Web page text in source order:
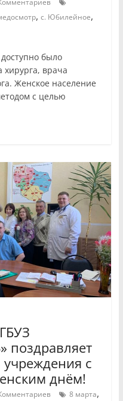
, с. Юбилейное,
было
хирурга, врача
Женское население
с целью
поздравляет
с
днём!
8 марта,